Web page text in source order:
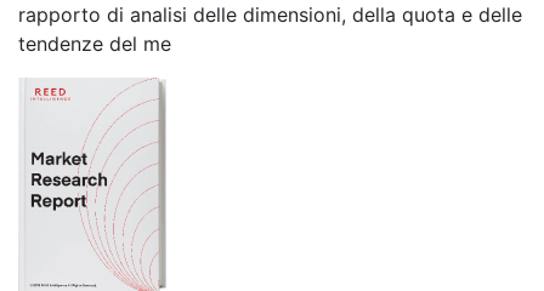
rapporto di analisi delle dimensioni, della quota e delle
tendenze del me